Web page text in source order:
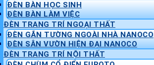
ĐÈN BÀN HỌC SINH
ĐÈN BÀN LÀM VIỆC
ĐÈN TRANG TRÍ NGOẠI THẤT
ĐÈN GẮN TƯỜNG NGOÀI NHÀ NANOCO
ĐÈN SÂN VƯỜN HIỆN ĐẠI NANOCO
ĐÈN TRANG TRÍ NỘI THẤT